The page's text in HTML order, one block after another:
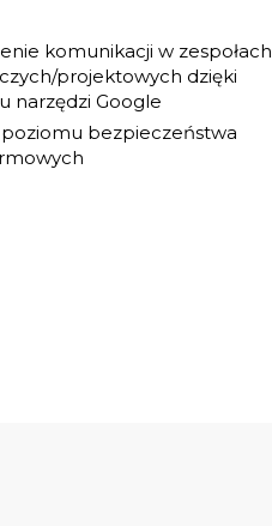
komunikacji w zespołach
projektowych dzięki
narzędzi Google
bezpieczeństwa